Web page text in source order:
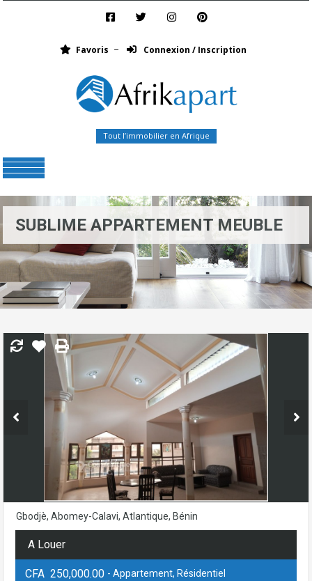
Favoris Connexion / Inscription
Tout l’immobilier en Afrique
SUBLIME APPARTEMENT MEUBLE
Gbodjè, Abomey-Calavi, Atlantique, Bénin
A Louer
CFA 250,000.00 - Appartement, Résidentiel